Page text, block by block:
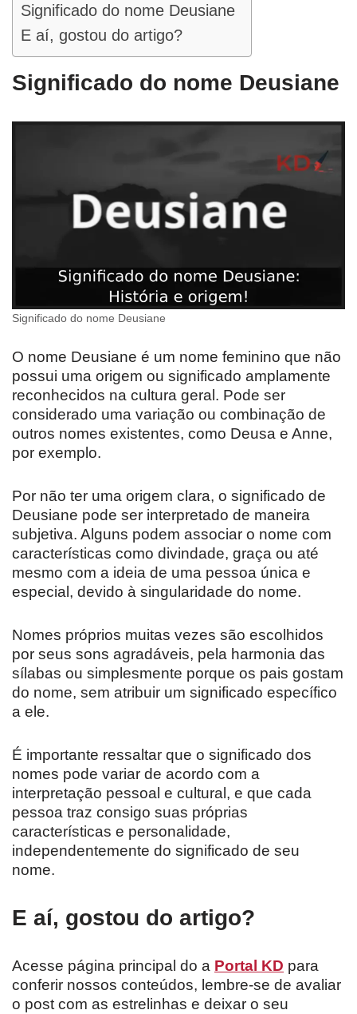
Significado do nome Deusiane
E aí, gostou do artigo?
Significado do nome Deusiane
Significado do nome Deusiane
O nome Deusiane é um nome feminino que não
possui uma origem ou significado amplamente
reconhecidos na cultura geral. Pode ser
considerado uma variação ou combinação de
outros nomes existentes, como Deusa e Anne,
por exemplo.
Por não ter uma origem clara, o significado de
Deusiane pode ser interpretado de maneira
subjetiva. Alguns podem associar o nome com
características como divindade, graça ou até
mesmo com a ideia de uma pessoa única e
especial, devido à singularidade do nome.
Nomes próprios muitas vezes são escolhidos
por seus sons agradáveis, pela harmonia das
sílabas ou simplesmente porque os pais gostam
do nome, sem atribuir um significado específico
a ele.
É importante ressaltar que o significado dos
nomes pode variar de acordo com a
interpretação pessoal e cultural, e que cada
pessoa traz consigo suas próprias
características e personalidade,
independentemente do significado de seu
nome.
E aí, gostou do artigo?
Acesse página principal do a Portal KD para
conferir nossos conteúdos, lembre-se de avaliar
o post com as estrelinhas e deixar o seu